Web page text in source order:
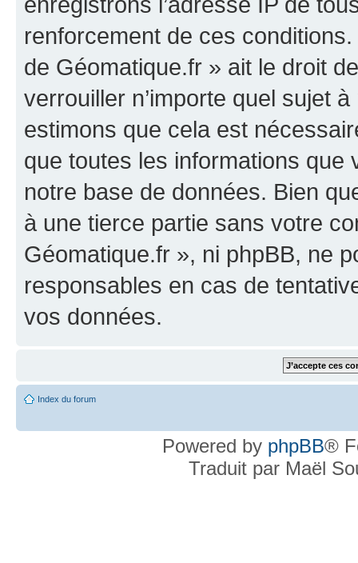
renforcement de ces
de Géomatique.fr » ait le droit
verrouiller n’importe quel sujet
estimons que cela est
que toutes les informations
notre base de données. Bien
à une tierce partie sans votre
Géomatique.fr », ni phpBB, ne
responsables en cas de
vos données.
Index du forum
Powered by phpBB®
Traduit par Maël